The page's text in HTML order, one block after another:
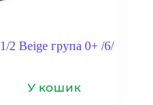
2 Beige група 0+ /6/
У кошик